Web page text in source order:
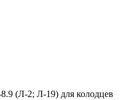
(Л-2; Л-19) для колодцев